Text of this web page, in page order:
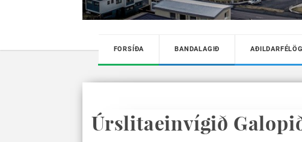
FORSÍÐA BANDALAGIÐ AÐILDARFÉLÖG
Úrslitaeinvígið